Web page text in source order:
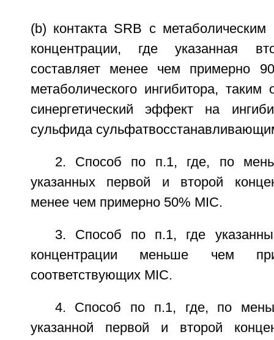
(b) контакта SRB с метаболическим
концентрации, где указанная
составляет менее чем примерно
метаболического ингибитора, таким
синергетический эффект на
сульфида
2. Способ по п.1, где, по
указанных первой и второй
менее чем примерно 50% MIC.
3. Способ по п.1, где
концентрации меньше чем
соответствующих MIC.
4. Способ по п.1, где, по
указанной первой и второй